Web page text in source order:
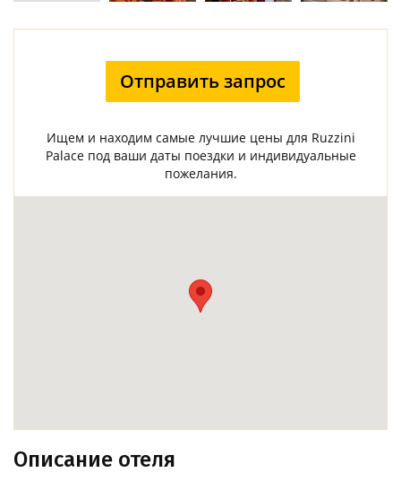
Отправить запрос
Ищем и находим самые лучшие цены для Ruzzini
Palace под ваши даты поездки и индивидуальные
пожелания.
Описание отеля